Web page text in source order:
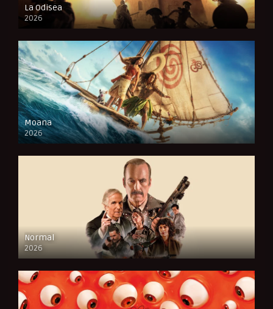
La Odisea
2026
CAM
Moana
2026
CAM
Normal
2026
FULL HD